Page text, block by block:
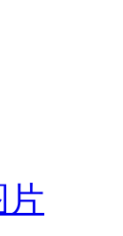
片